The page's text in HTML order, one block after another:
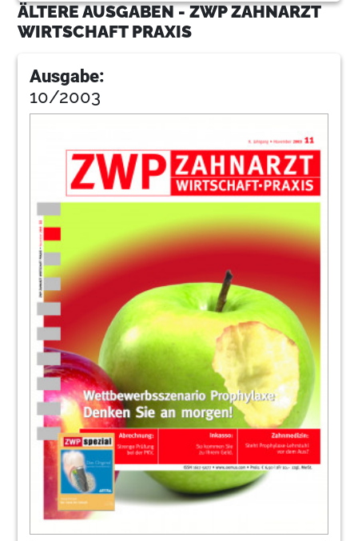
ÄLTERE AUSGABEN - ZWP ZAHNARZT
WIRTSCHAFT PRAXIS
Ausgabe:
10/2003